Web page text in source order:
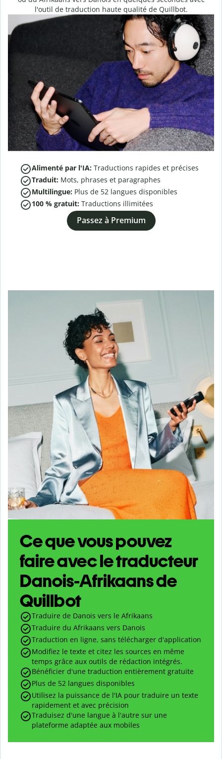
l'outil de traduction haute qualité de Quillbot.
Alimenté par l'IA: Traductions rapides et précises
Traduit: Mots, phrases et paragraphes
Multilingue: Plus de 52 langues disponibles
100 % gratuit: Traductions illimitées
Passez à Premium
Ce que vous pouvez
faire avec le traducteur
Danois-Afrikaans de
Quillbot
Traduire de Danois vers le Afrikaans
Traduire du Afrikaans vers Danois
Traduction en ligne, sans télécharger d'application
Modifiez le texte et citez les sources en même
temps grâce aux outils de rédaction intégrés.
Bénéficier d'une traduction entièrement gratuite
Plus de 52 langues disponibles
Utilisez la puissance de l'IA pour traduire un texte
rapidement et avec précision
Traduisez d'une langue à l'autre sur une
plateforme adaptée aux mobiles